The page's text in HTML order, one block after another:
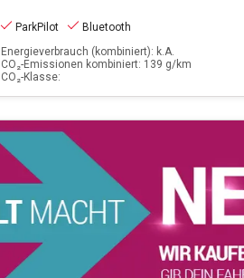
ParkPilot
Bluetooth
Energieverbrauch (kombiniert): k.A.
CO₂-Emissionen kombiniert: 139 g/km
CO₂-Klasse: